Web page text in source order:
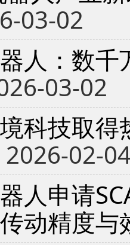
03-02
人：数
03-02
科技取
2026-02-
人申请
动精度与